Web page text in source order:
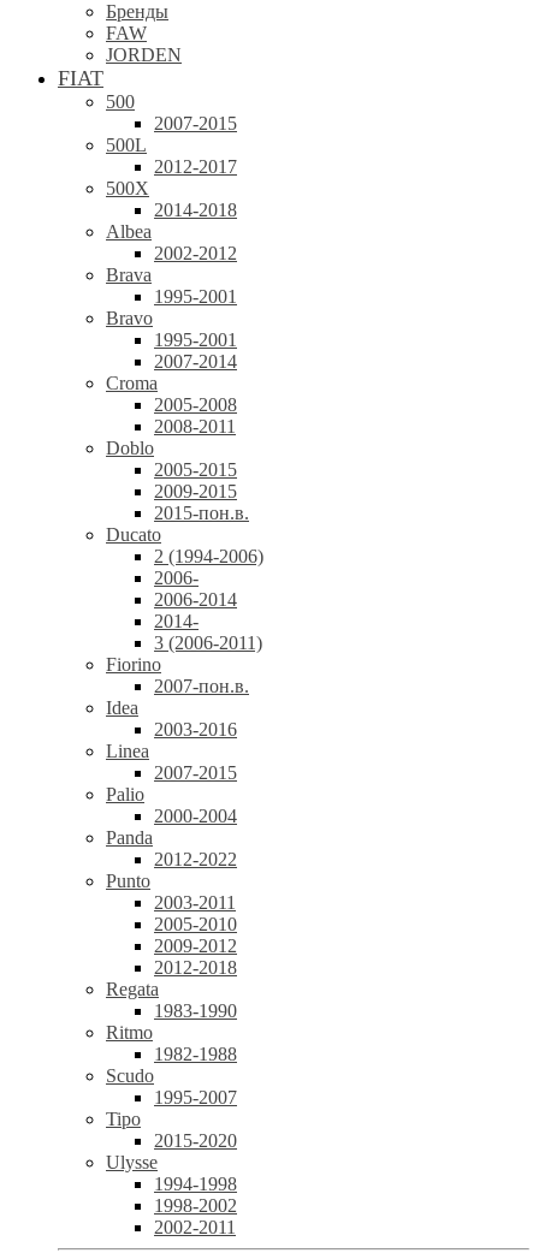
Бренды
FAW
JORDEN
FIAT
500
2007-2015
500L
2012-2017
500X
2014-2018
Albea
2002-2012
Brava
1995-2001
Bravo
1995-2001
2007-2014
Croma
2005-2008
2008-2011
Doblo
2005-2015
2009-2015
2015-пон.в.
Ducato
2 (1994-2006)
2006-
2006-2014
2014-
3 (2006-2011)
Fiorino
2007-пон.в.
Idea
2003-2016
Linea
2007-2015
Palio
2000-2004
Panda
2012-2022
Punto
2003-2011
2005-2010
2009-2012
2012-2018
Regata
1983-1990
Ritmo
1982-1988
Scudo
1995-2007
Tipo
2015-2020
Ulysse
1994-1998
1998-2002
2002-2011